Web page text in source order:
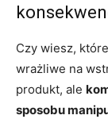
Czy wiesz,
wrażliwe na
produkt, ale
sposobu